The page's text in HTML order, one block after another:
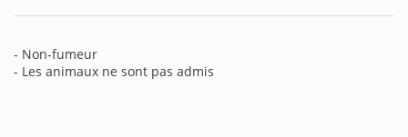
- Non-fumeur
- Les animaux ne sont pas admis